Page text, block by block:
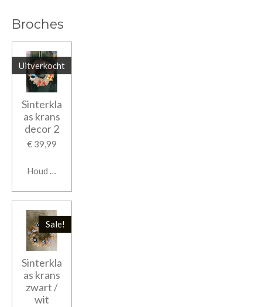
Broches
Uitverkocht
Sinterkla
as krans
decor 2
€ 39,99
Houd mij op de hoogte
Sale!
Sinterkla
as krans
zwart /
wit